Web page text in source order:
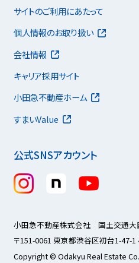
公式SNSアカウント
サイトのご利用にあたって
個人情報のお取り扱い
会社情報
キャリア採用サイト
小田急不動産ホーム
すまいValue
小田急不動産株式会社 国土交通大
〒151-0061 東京都渋谷区初台1-47-
Copyright © Odakyu Real Estate